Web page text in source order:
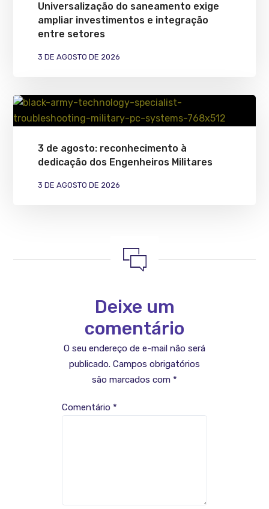
Universalização do saneamento exige
ampliar investimentos e integração
entre setores
3 DE AGOSTO DE 2026
3 de agosto: reconhecimento à
dedicação dos Engenheiros Militares
3 DE AGOSTO DE 2026
Deixe um
comentário
O seu endereço de e-mail não será
publicado. Campos obrigatórios
são marcados com *
Comentário *